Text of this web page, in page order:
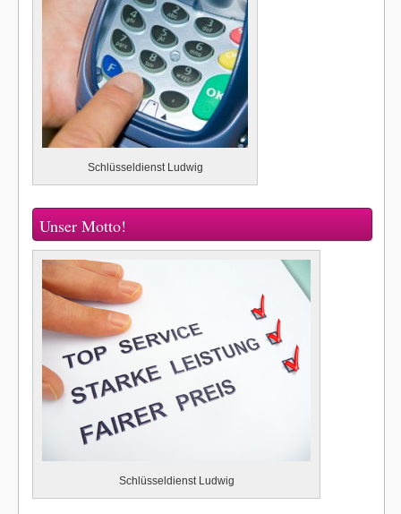
Schlüsseldienst Ludwig
Unser Motto!
Schlüsseldienst Ludwig